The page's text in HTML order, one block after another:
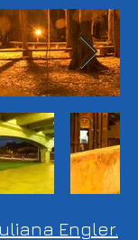
Engler.